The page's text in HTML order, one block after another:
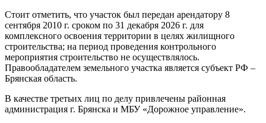
Стоит отметить, что участок был передан арендатору 8
сентября 2010 г. сроком по 31 декабря 2026 г. для
комплексного освоения территории в целях жилищного
строительства; на период проведения контрольного
мероприятия строительство не осуществлялось.
Правообладателем земельного участка является субъект РФ –
Брянская область.
В качестве третьих лиц по делу привлечены районная
администрация г. Брянска и МБУ «Дорожное управление».